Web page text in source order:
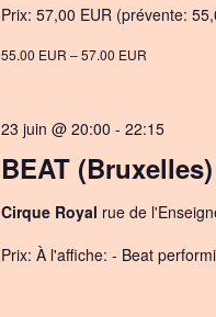
Prix: 57,00 EUR (prévente:
55.00 EUR – 57.00 EUR
BEAT (Bruxelles)
23 juin @ 20:00 - 22:15
Cirque Royal rue de
Prix: À l'affiche: - Beat